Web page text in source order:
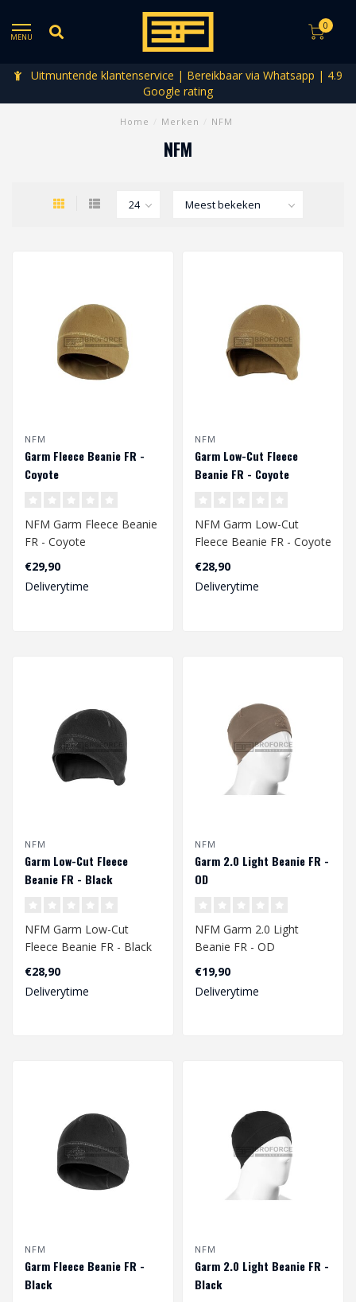
MENU
0
Uitmuntende klantenservice | Bereikbaar via Whatsapp | 4.9
Google rating
Home Merken NFM
NFM
NFM
Garm Fleece Beanie FR -
Coyote
NFM Garm Fleece Beanie
FR - Coyote
€29,90
Deliverytime
NFM
Garm Low-Cut Fleece
Beanie FR - Coyote
NFM Garm Low-Cut
Fleece Beanie FR - Coyote
€28,90
Deliverytime
NFM
Garm Low-Cut Fleece
Beanie FR - Black
NFM Garm Low-Cut
Fleece Beanie FR - Black
€28,90
Deliverytime
NFM
Garm 2.0 Light Beanie FR -
OD
NFM Garm 2.0 Light
Beanie FR - OD
€19,90
Deliverytime
NFM
Garm Fleece Beanie FR -
Black
NFM
Garm 2.0 Light Beanie FR -
Black